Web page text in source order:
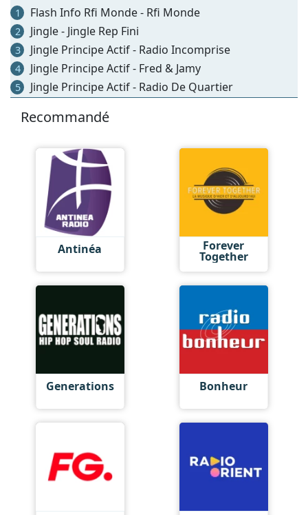
1 Flash Info Rfi Monde - Rfi Monde
2 Jingle - Jingle Rep Fini
3 Jingle Principe Actif - Radio Incomprise
4 Jingle Principe Actif - Fred & Jamy
5 Jingle Principe Actif - Radio De Quartier
Recommandé
Antinéa Forever
Together
Generations Bonheur